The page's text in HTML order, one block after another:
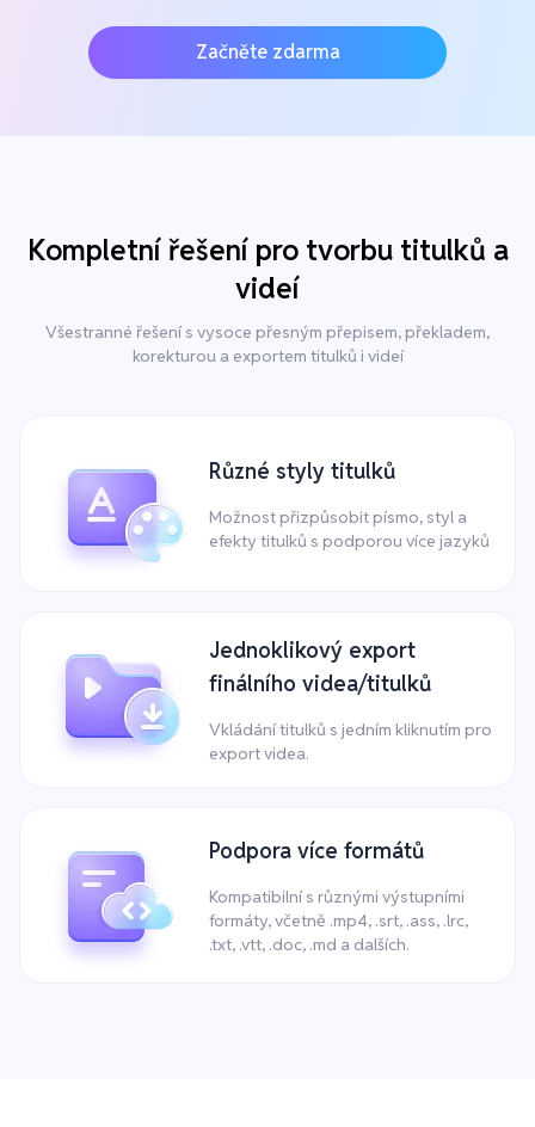
Začněte zdarma
Kompletní řešení pro tvorbu titulků a
videí
Všestranné řešení s vysoce přesným přepisem, překladem,
korekturou a exportem titulků i videí
Různé styly titulků
Možnost přizpůsobit písmo, styl a
efekty titulků s podporou více jazyků
Jednoklikový export
finálního videa/titulků
Vkládání titulků s jedním kliknutím pro
export videa.
Podpora více formátů
Kompatibilní s různými výstupními
formáty, včetně .mp4, .srt, .ass, .lrc,
.txt, .vtt, .doc, .md a dalších.